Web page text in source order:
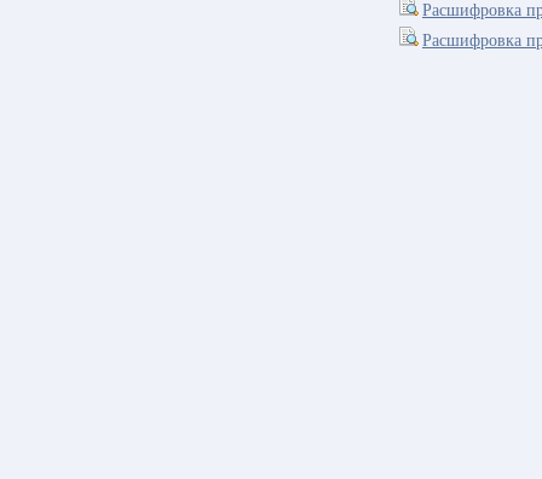
Расшифровка
Расшифровка